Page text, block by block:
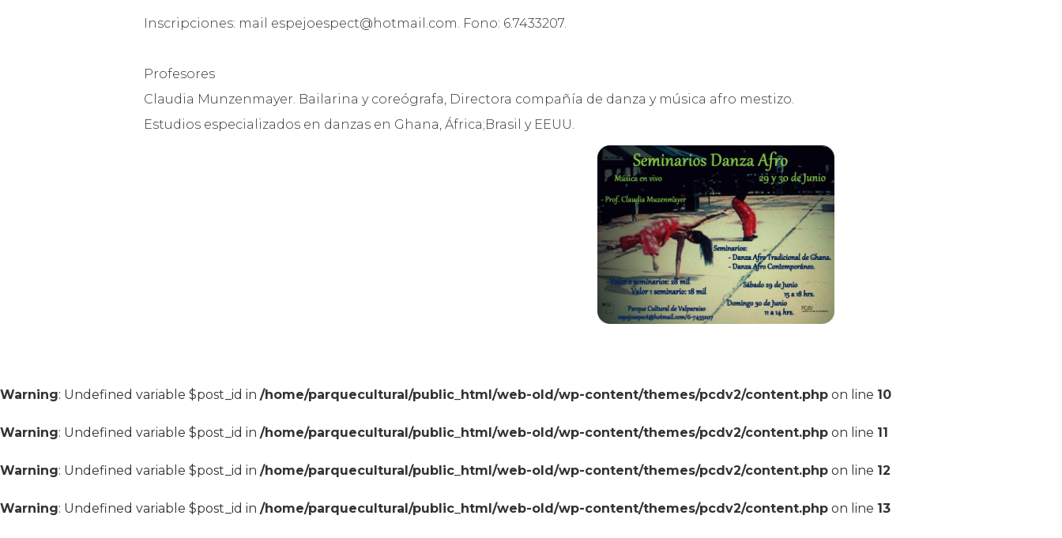
Inscripciones: mail espejoespect@hotmail.com. Fono: 6.7433207.
Profesores
Claudia Munzenmayer. Bailarina y coreógrafa, Directora compañía de danza y música afro mestizo.
Estudios especializados en danzas en Ghana, África;Brasil y EEUU.
Warning: Undefined variable $post_id in /home/parquecultural/public_html/web-old/wp-content/themes/pcdv2/content.php on line 10
Warning: Undefined variable $post_id in /home/parquecultural/public_html/web-old/wp-content/themes/pcdv2/content.php on line 11
Warning: Undefined variable $post_id in /home/parquecultural/public_html/web-old/wp-content/themes/pcdv2/content.php on line 12
Warning: Undefined variable $post_id in /home/parquecultural/public_html/web-old/wp-content/themes/pcdv2/content.php on line 13